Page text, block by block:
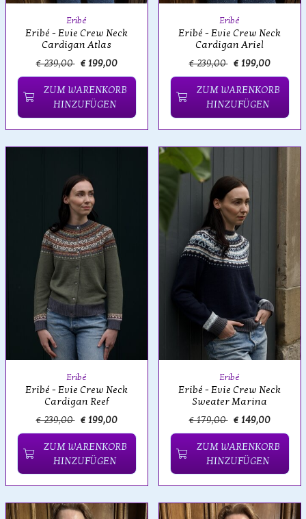
Eribé
Eribé - Evie Crew Neck
Cardigan Atlas
€ 239,00 € 199,00
ZUM WARENKORB
HINZUFÜGEN
Eribé
Eribé - Evie Crew Neck
Cardigan Ariel
€ 239,00 € 199,00
ZUM WARENKORB
HINZUFÜGEN
Eribé
Eribé - Evie Crew Neck
Cardigan Reef
€ 239,00 € 199,00
ZUM WARENKORB
HINZUFÜGEN
Eribé
Eribé - Evie Crew Neck
Sweater Marina
€ 179,00 € 149,00
ZUM WARENKORB
HINZUFÜGEN